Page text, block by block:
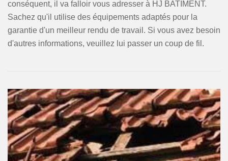
conséquent, il va falloir vous adresser à HJ BATIMENT.
Sachez qu'il utilise des équipements adaptés pour la
garantie d'un meilleur rendu de travail. Si vous avez besoin
d'autres informations, veuillez lui passer un coup de fil.